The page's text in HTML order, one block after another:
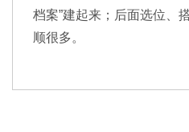
档案”建起来；后面选位、
顺很多。